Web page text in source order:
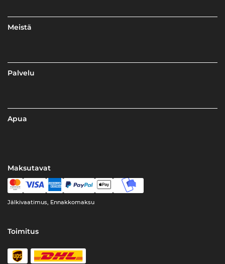
Meistä
Palvelu
Apua
Maksutavat
Jälkivaatimus, Ennakkomaksu
Toimitus